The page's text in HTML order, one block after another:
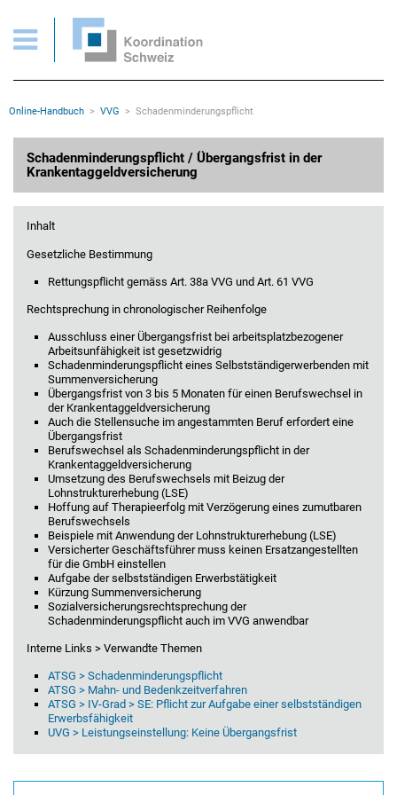
Wichtige Seiten
Home
Inhalt
Sitemap
Rootline Navigation
Online-Handbuch VVG Schadenminderungspflicht
Schadenminderungspflicht / Übergangsfrist in der
Krankentaggeldversicherung
Inhalt
Gesetzliche Bestimmung
Rettungspflicht gemäss Art. 38a VVG und Art. 61 VVG
Rechtsprechung in chronologischer Reihenfolge
Ausschluss einer Übergangsfrist bei arbeitsplatzbezogener
Arbeitsunfähigkeit ist gesetzwidrig
Schadenminderungspflicht eines Selbstständigerwerbenden mit
Summenversicherung
Übergangsfrist von 3 bis 5 Monaten für einen Berufswechsel in
der Krankentaggeldversicherung
Auch die Stellensuche im angestammten Beruf erfordert eine
Übergangsfrist
Berufswechsel als Schadenminderungspflicht in der
Krankentaggeldversicherung
Umsetzung des Berufswechsels mit Beizug der
Lohnstrukturerhebung (LSE)
Hoffung auf Therapieerfolg mit Verzögerung eines zumutbaren
Berufswechsels
Beispiele mit Anwendung der Lohnstrukturerhebung (LSE)
Versicherter Geschäftsführer muss keinen Ersatzangestellten
für die GmbH einstellen
Aufgabe der selbstständigen Erwerbstätigkeit
Kürzung Summenversicherung
Sozialversicherungsrechtsprechung der
Schadenminderungspflicht auch im VVG anwendbar
Interne Links > Verwandte Themen
ATSG > Schadenminderungspflicht
ATSG > Mahn- und Bedenkzeitverfahren
ATSG > IV-Grad > SE: Pflicht zur Aufgabe einer selbstständigen
Erwerbsfähigkeit
UVG > Leistungseinstellung: Keine Übergangsfrist